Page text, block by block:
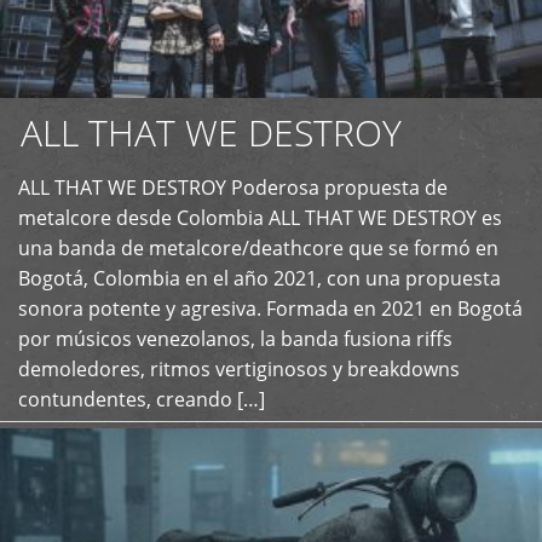
ALL THAT WE DESTROY
ALL THAT WE DESTROY Poderosa propuesta de
metalcore desde Colombia ALL THAT WE DESTROY es
una banda de metalcore/deathcore que se formó en
Bogotá, Colombia en el año 2021, con una propuesta
sonora potente y agresiva. Formada en 2021 en Bogotá
por músicos venezolanos, la banda fusiona riffs
demoledores, ritmos vertiginosos y breakdowns
contundentes, creando […]
+